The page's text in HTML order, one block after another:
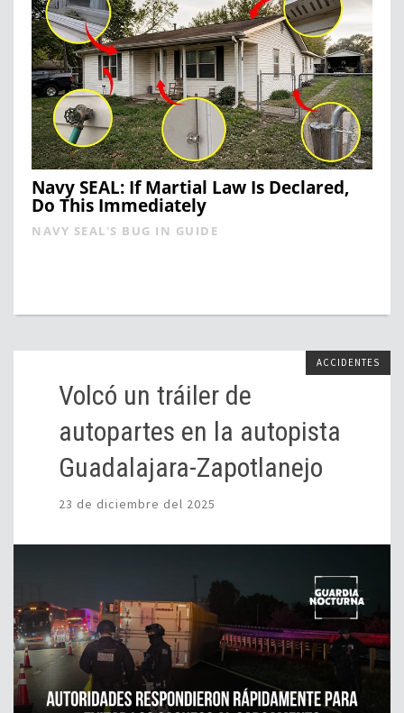
Navy SEAL: If Martial Law Is Declared,
Do This Immediately
NAVY SEAL'S BUG IN GUIDE
ACCIDENTES
Volcó un tráiler de
autopartes en la autopista
Guadalajara-Zapotlanejo
23 de diciembre del 2025